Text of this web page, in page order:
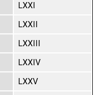
LXXI
LXXII
LXXIII
LXXIV
LXXV